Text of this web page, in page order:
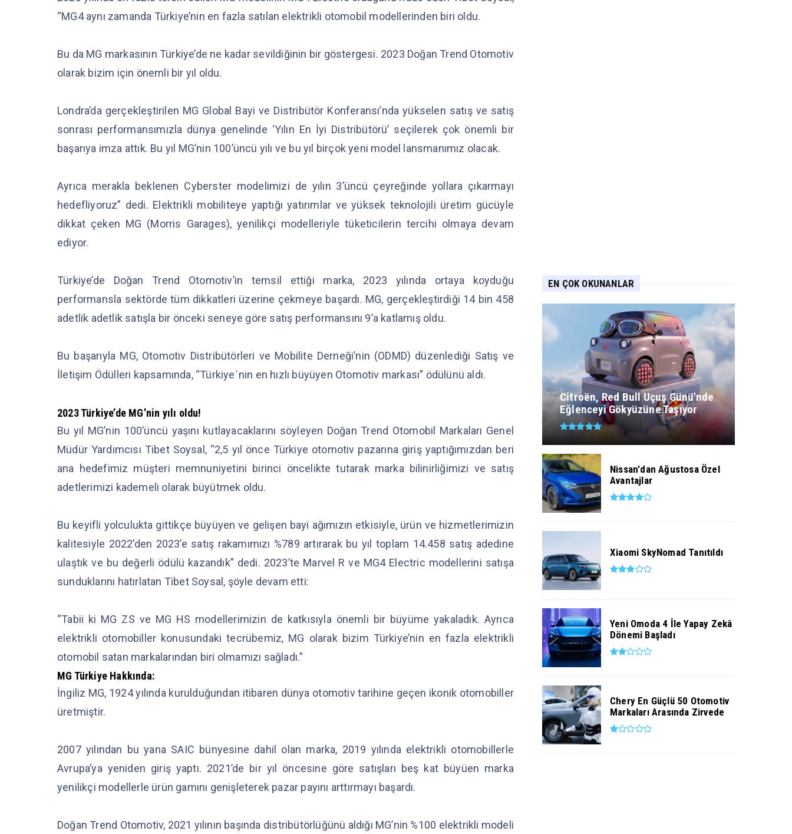
“MG4 aynı zamanda Türkiye’nin en fazla satılan elektrikli otomobil modellerinden biri oldu.
Bu da MG markasının Türkiye’de ne kadar sevildiğinin bir göstergesi. 2023 Doğan Trend Otomotiv
olarak bizim için önemli bir yıl oldu.
Londra’da gerçekleştirilen MG Global Bayi ve Distribütör Konferansı’nda yükselen satış ve satış
sonrası performansımızla dünya genelinde ‘Yılın En İyi Distribütörü’ seçilerek çok önemli bir
başarıya imza attık. Bu yıl MG’nin 100’üncü yılı ve bu yıl birçok yeni model lansmanımız olacak.
Ayrıca merakla beklenen Cyberster modelimizi de yılın 3’üncü çeyreğinde yollara çıkarmayı
hedefliyoruz” dedi. Elektrikli mobiliteye yaptığı yatırımlar ve yüksek teknolojili üretim gücüyle
dikkat çeken MG (Morris Garages), yenilikçi modelleriyle tüketicilerin tercihi olmaya devam
ediyor.
Türkiye’de Doğan Trend Otomotiv’in temsil ettiği marka, 2023 yılında ortaya koyduğu
performansla sektörde tüm dikkatleri üzerine çekmeye başardı. MG, gerçekleştirdiği 14 bin 458
adetlik adetlik satışla bir önceki seneye göre satış performansını 9’a katlamış oldu.
Bu başarıyla MG, Otomotiv Distribütörleri ve Mobilite Derneği’nin (ODMD) düzenlediği Satış ve
İletişim Ödülleri kapsamında, “Türkiye`nin en hızlı büyüyen Otomotiv markası” ödülünü aldı.
2023 Türkiye’de MG’nin yılı oldu!
Bu yıl MG’nin 100’üncü yaşını kutlayacaklarını söyleyen Doğan Trend Otomobil Markaları Genel
Müdür Yardımcısı Tibet Soysal, “2,5 yıl önce Türkiye otomotiv pazarına giriş yaptığımızdan beri
ana hedefimiz müşteri memnuniyetini birinci öncelikte tutarak marka bilinirliğimizi ve satış
adetlerimizi kademeli olarak büyütmek oldu.
Bu keyifli yolculukta gittikçe büyüyen ve gelişen bayi ağımızın etkisiyle, ürün ve hizmetlerimizin
kalitesiyle 2022’den 2023’e satış rakamımızı %789 artırarak bu yıl toplam 14.458 satış adedine
ulaştık ve bu değerli ödülü kazandık” dedi. 2023’te Marvel R ve MG4 Electric modellerini satışa
sunduklarını hatırlatan Tibet Soysal, şöyle devam etti:
“Tabii ki MG ZS ve MG HS modellerimizin de katkısıyla önemli bir büyüme yakaladık. Ayrıca
elektrikli otomobiller konusundaki tecrübemiz, MG olarak bizim Türkiye’nin en fazla elektrikli
otomobil satan markalarından biri olmamızı sağladı.”
MG Türkiye Hakkında:
İngiliz MG, 1924 yılında kurulduğundan itibaren dünya otomotiv tarihine geçen ikonik otomobiller
üretmiştir.
2007 yılından bu yana SAIC bünyesine dahil olan marka, 2019 yılında elektrikli otomobillerle
Avrupa’ya yeniden giriş yaptı. 2021’de bir yıl öncesine göre satışları beş kat büyüen marka
yenilikçi modellerle ürün gamını genişleterek pazar payını arttırmayı başardı.
Doğan Trend Otomotiv, 2021 yılının başında distribütörlüğünü aldığı MG’nin %100 elektrikli modeli
EN ÇOK OKUNANLAR
Citroën, Red Bull Uçuş Günü'nde
Eğlenceyi Gökyüzüne Taşıyor
Nissan'dan Ağustosa Özel
Avantajlar
Xiaomi SkyNomad Tanıtıldı
Yeni Omoda 4 İle Yapay Zekâ
Dönemi Başladı
Chery En Güçlü 50 Otomotiv
Markaları Arasında Zirvede